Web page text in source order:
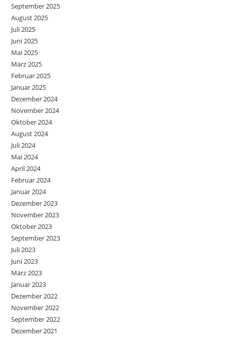
September 2025
August 2025
Juli 2025
Juni 2025
Mai 2025
März 2025
Februar 2025
Januar 2025
Dezember 2024
November 2024
Oktober 2024
August 2024
Juli 2024
Mai 2024
April 2024
Februar 2024
Januar 2024
Dezember 2023
November 2023
Oktober 2023
September 2023
Juli 2023
Juni 2023
März 2023
Januar 2023
Dezember 2022
November 2022
September 2022
Dezember 2021